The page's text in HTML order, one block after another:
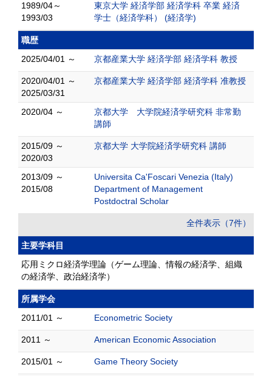
1989/04～
1993/03
東京大学 経済学部 経済学科 卒業 経済
学士（経済学科） (経済学)
職歴
2025/04/01 ～
京都産業大学 経済学部 経済学科 教授
2020/04/01 ～
2025/03/31
京都産業大学 経済学部 経済学科 准教授
2020/04 ～
京都大学 大学院経済学研究科 非常勤
講師
2015/09 ～
2020/03
京都大学 大学院経済学研究科 講師
2013/09 ～
2015/08
Universita Ca'Foscari Venezia (Italy)
Department of Management
Postdoctral Scholar
全件表示（7件）
主要学科目
応用ミクロ経済学理論（ゲーム理論、情報の経済学、組織
の経済学、政治経済学）
所属学会
2011/01 ～
Econometric Society
2011 ～ American Economic Association
2015/01 ～ Game Theory Society